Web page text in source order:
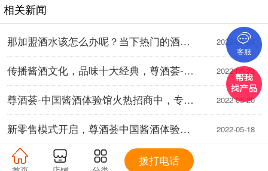
相关新闻
那加盟酒水该怎么办呢？当下热门的酒水品牌有哪些? 2022-05-24
传播酱酒文化，品味十大经典，尊酒荟-中国酱酒体验馆全国运营中心邀您加盟 2022-05-23
尊酒荟-中国酱酒体验馆火热招商中，专业团队扶持，打造酒类连锁实力品牌！ 2022-05-20
新零售模式开启，尊酒荟中国酱酒体验馆打造沉浸式酱酒享受！ 2022-05-18
客服
拨打电话